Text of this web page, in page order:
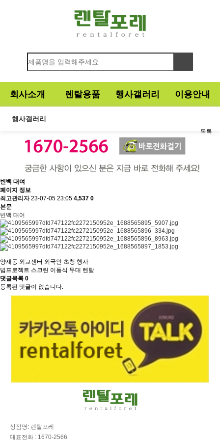
회사소개 렌탈용품 행사갤러리 이용안내
행사갤러리
목록
빈백 대여
페이지 정보
최고관리자 23-07-05 23:05 4,537 0
본문
빈백 대여
양재동 외교센터 외국인 초청 행사
빔프로젝트 스크린 이동식 무대 렌탈
댓글목록 0
등록된 댓글이 없습니다.
상점명: 렌탈포레
대표전화 : 1670-2566